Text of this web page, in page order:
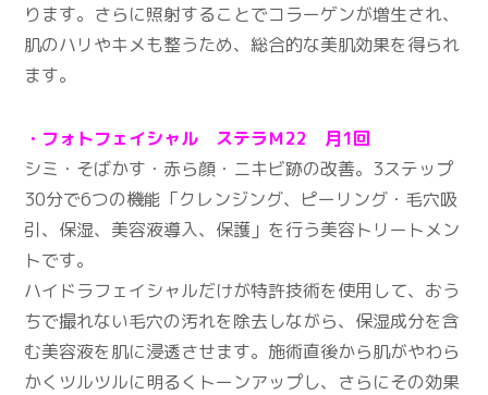
ります。さらに照射することでコラーゲンが増生され、
肌のハリやキメも整うため、総合的な美肌効果を得られ
ます。
・フォトフェイシャル ステラＭ22 月1回
シミ・そばかす・赤ら顔・ニキビ跡の改善。3ステップ
30分で6つの機能「クレンジング、ピーリング・毛穴吸
引、保湿、美容液導入、保護」を行う美容トリートメン
トです。
ハイドラフェイシャルだけが特許技術を使用して、おう
ちで撮れない毛穴の汚れを除去しながら、保湿成分を含
む美容液を肌に浸透させます。施術直後から肌がやわら
かくツルツルに明るくトーンアップし、さらにその効果